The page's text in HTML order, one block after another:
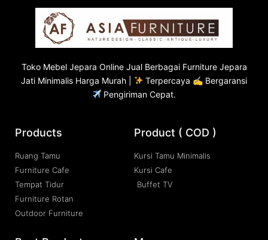
Toko Mebel Jepara Online Jual Berbagai Furniture Jepara
Jati Minimalis Harga Murah |
Terpercaya ✍ Bergaransi
Pengiriman Cepat.
Products
Ruang Tamu
Furniture Cafe
Tempat Tidur
Furniture Rotan
Outdoor Furniture
Product ( COD )
Kursi Tamu Minimalis
Kursi Cafe
Buffet TV